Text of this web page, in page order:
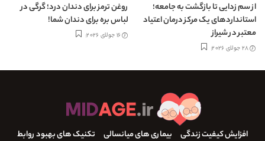
از سم زدایی تا بازگشت به جامعه؛
استانداردهای یک مرکز درمان اعتیاد
معتبر در شیراز
28 جولای 2026
روغن ترمز برای دندان درد؛ گرگی در
لباس بره برای دندان شما!
16 جولای 2026
افزایش کیفیت زندگی بیماری های میانسالی تکنیک های بهبود روابط